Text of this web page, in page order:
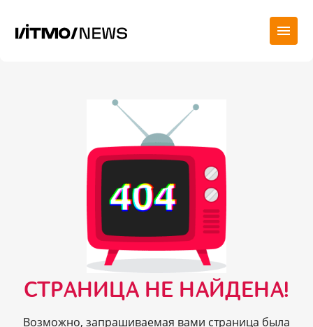
СТРАНИЦА НЕ НАЙДЕНА!
Возможно, запрашиваемая вами страница была